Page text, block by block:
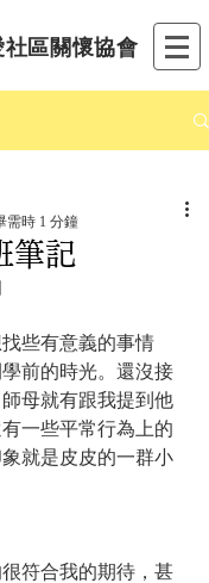
區關懷協會
筆記
需時 1 分鐘
有意義的事情
前的時光。還沒接
母就有跟我提到他
一些平常行為上的
就是皮皮的一群小
合我的期待，甚